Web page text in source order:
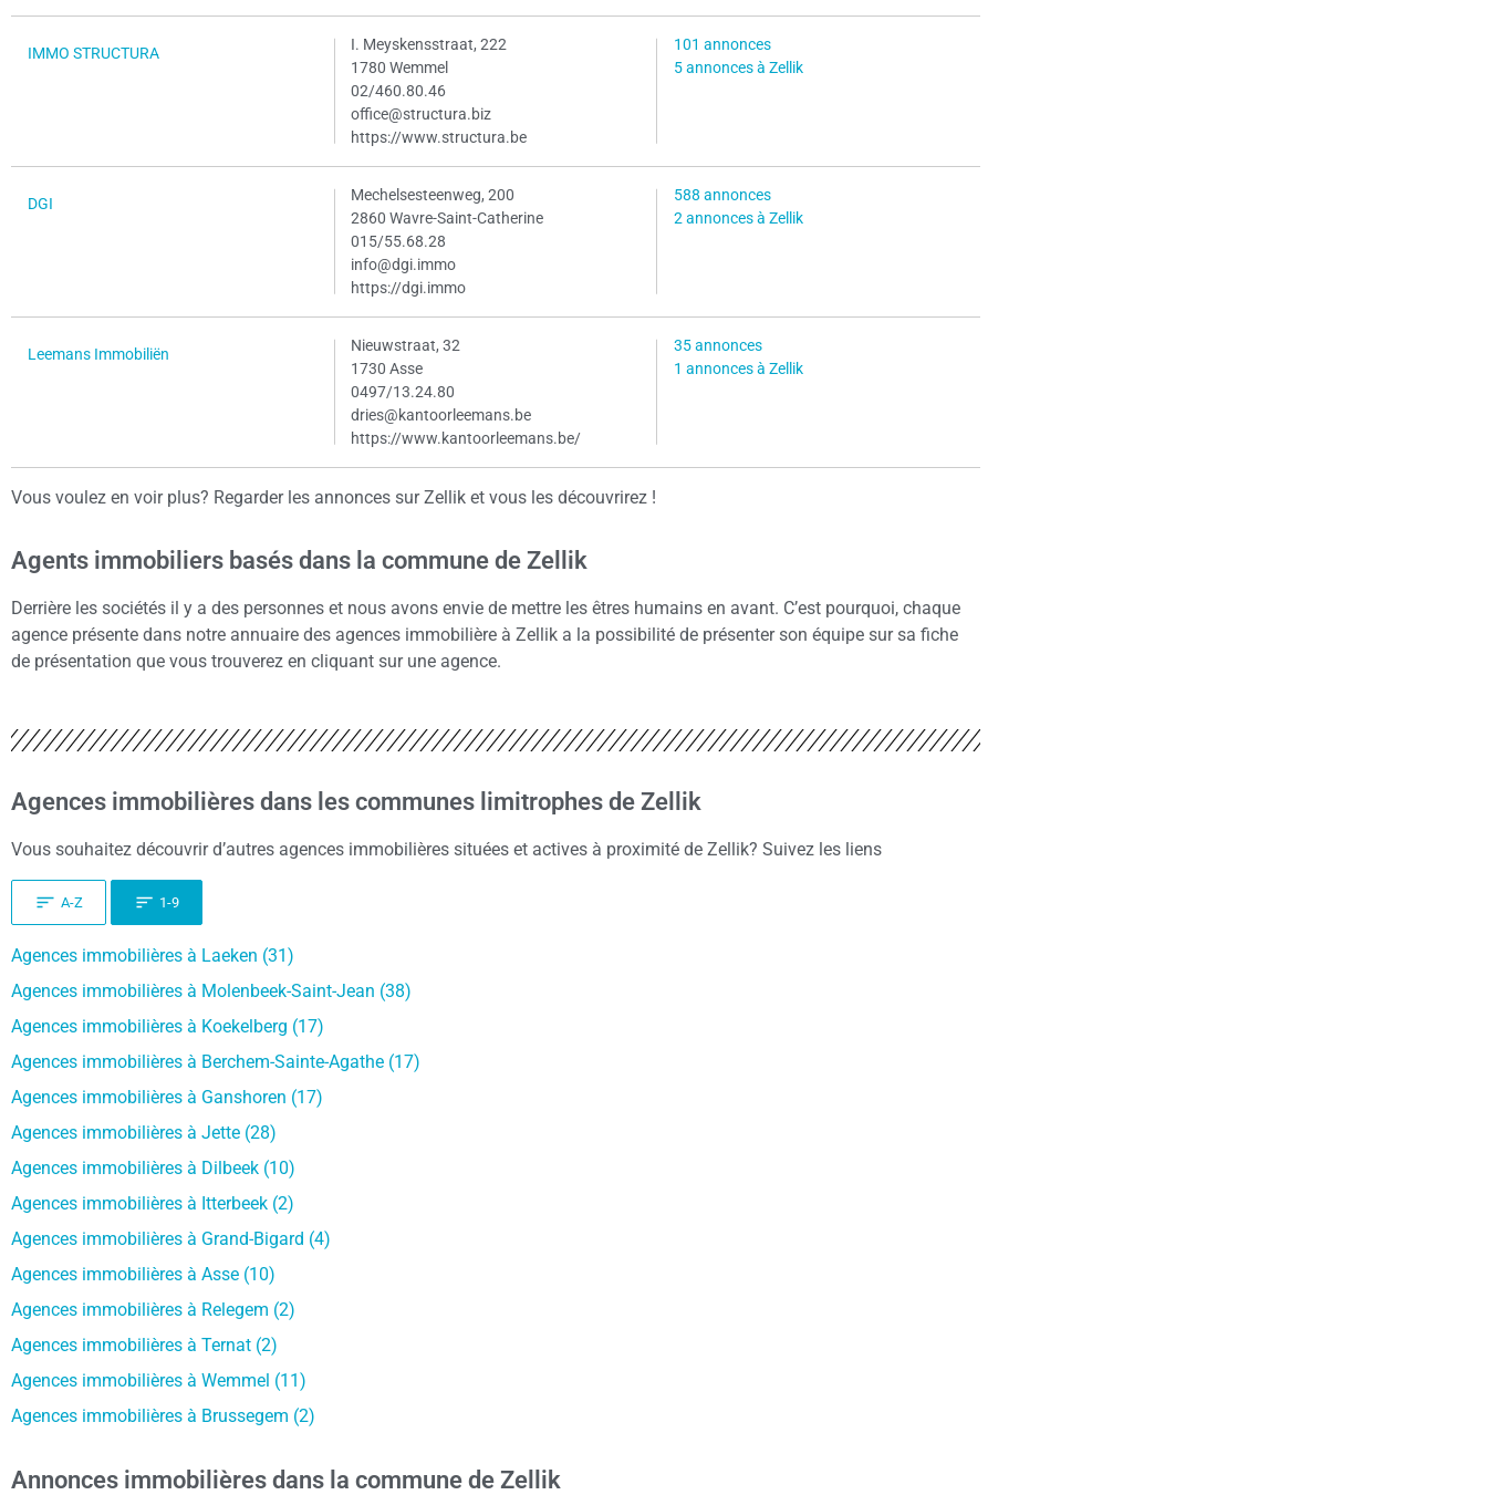
IMMO STRUCTURA
I. Meyskensstraat, 222
1780 Wemmel
02/460.80.46
office@structura.biz
https://www.structura.be
101 annonces
5 annonces à Zellik
DGI
Mechelsesteenweg, 200
2860 Wavre-Saint-Catherine
015/55.68.28
info@dgi.immo
https://dgi.immo
588 annonces
2 annonces à Zellik
Leemans Immobiliën
Nieuwstraat, 32
1730 Asse
0497/13.24.80
dries@kantoorleemans.be
https://www.kantoorleemans.be/
35 annonces
1 annonces à Zellik
Vous voulez en voir plus? Regarder les annonces sur Zellik et vous les découvrirez !
Agents immobiliers basés dans la commune de Zellik
Derrière les sociétés il y a des personnes et nous avons envie de mettre les êtres humains en avant. C’est pourquoi, chaque
agence présente dans notre annuaire des agences immobilière à Zellik a la possibilité de présenter son équipe sur sa fiche
de présentation que vous trouverez en cliquant sur une agence.
Agences immobilières dans les communes limitrophes de Zellik
Vous souhaitez découvrir d’autres agences immobilières situées et actives à proximité de Zellik? Suivez les liens
A-Z 1-9
Agences immobilières à Laeken (31)
Agences immobilières à Molenbeek-Saint-Jean (38)
Agences immobilières à Koekelberg (17)
Agences immobilières à Berchem-Sainte-Agathe (17)
Agences immobilières à Ganshoren (17)
Agences immobilières à Jette (28)
Agences immobilières à Dilbeek (10)
Agences immobilières à Itterbeek (2)
Agences immobilières à Grand-Bigard (4)
Agences immobilières à Asse (10)
Agences immobilières à Relegem (2)
Agences immobilières à Ternat (2)
Agences immobilières à Wemmel (11)
Agences immobilières à Brussegem (2)
Annonces immobilières dans la commune de Zellik